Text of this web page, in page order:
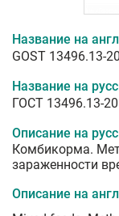
Название на
GOST 13496.13-
Название на
ГОСТ 13496.13-
Описание на
Комбикорма.
зараженности
Описание на